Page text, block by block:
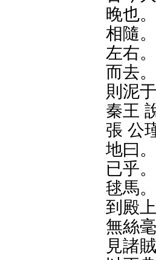
晚也
相隨
左右
而去
則泥
秦王
張 公
地曰
已乎
毬馬
到殿
無絲
見諸